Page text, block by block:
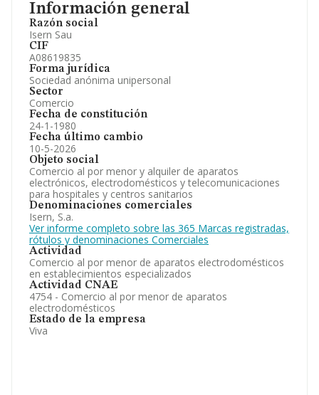
Información general
Razón social
Isern Sau
CIF
A08619835
Forma jurídica
Sociedad anónima unipersonal
Sector
Comercio
Fecha de constitución
24-1-1980
Fecha último cambio
10-5-2026
Objeto social
Comercio al por menor y alquiler de aparatos
electrónicos, electrodomésticos y telecomunicaciones
para hospitales y centros sanitarios
Denominaciones comerciales
Isern, S.a.
Ver informe completo sobre las 365 Marcas registradas,
rótulos y denominaciones Comerciales
Actividad
Comercio al por menor de aparatos electrodomésticos
en establecimientos especializados
Actividad CNAE
4754 - Comercio al por menor de aparatos
electrodomésticos
Estado de la empresa
Viva